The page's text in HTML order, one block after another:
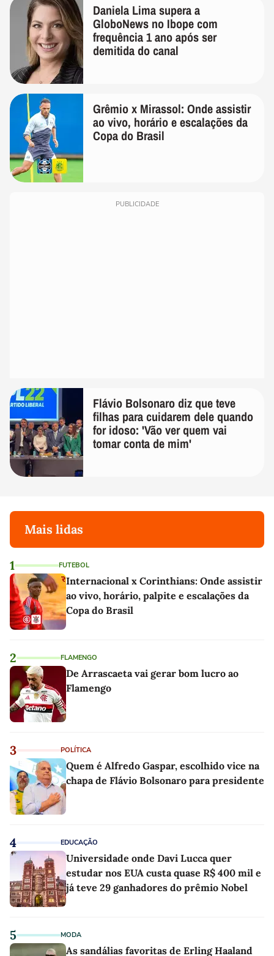
Daniela Lima supera a
GloboNews no Ibope com
frequência 1 ano após ser
demitida do canal
Grêmio x Mirassol: Onde assistir
ao vivo, horário e escalações da
Copa do Brasil
PUBLICIDADE
Flávio Bolsonaro diz que teve
filhas para cuidarem dele quando
for idoso: 'Vão ver quem vai
tomar conta de mim'
Mais lidas
1 FUTEBOL
Internacional x Corinthians: Onde assistir
ao vivo, horário, palpite e escalações da
Copa do Brasil
2 FLAMENGO
De Arrascaeta vai gerar bom lucro ao
Flamengo
3 POLÍTICA
Quem é Alfredo Gaspar, escolhido vice na
chapa de Flávio Bolsonaro para presidente
4 EDUCAÇÃO
Universidade onde Davi Lucca quer
estudar nos EUA custa quase R$ 400 mil e
já teve 29 ganhadores do prêmio Nobel
5 MODA
As sandálias favoritas de Erling Haaland